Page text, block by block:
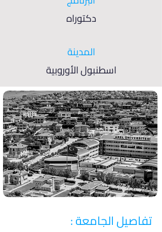
دكتوراه
المدينة
اسطنبول الأوروبية
تفاصيل الجامعة :